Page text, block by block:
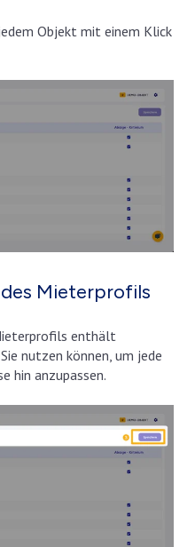
Objekt mit einem Klick
Mieterprofils
enthält
nutzen können, um jede
hin anzupassen.